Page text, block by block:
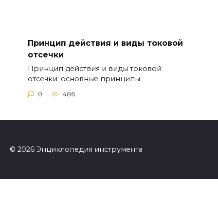
Принцип действия и виды токовой
отсечки
Принцип действия и виды токовой
отсечки: основные принципы
0 486
© 2026 Энциклопедия инструмента